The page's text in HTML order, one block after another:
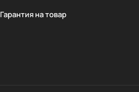
Гарантия на товар